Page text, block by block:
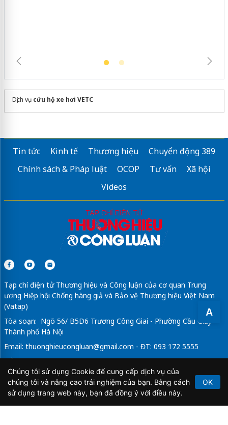
A
Dịch vụ cứu hộ xe hơi VETC
Tin tức Kinh tế Thương hiệu
Chuyển động 389
Chính sách & Pháp luật
OCOP Tư vấn
Xã hội
Videos
Tạp chí điện tử Thương hiệu và Công luận của cơ quan Trung
ương Hiệp hội Chống hàng giả và Bảo vệ Thương hiệu Việt Nam
(Vatap)
Tòa soạn: Ngõ 56/ B5D6 Trương Công Giai - Phường Cầu Giấy -
Thành phố Hà Nội
Email: thuonghieucongluan@gmail.com - ĐT: 093 172 5555
Tổng Biên Tập: Vũ Đức Thuận
Giấy phép hoạt động báo chí điện tử số 64/GP-BTTTT do Bộ
Thông tin và Truyền thông cấp ngày 21/2/2020.
Chúng tôi sử dụng Cookie để cung cấp dịch vụ của
chúng tôi và nâng cao trải nghiệm của bạn. Bằng cách
sử dụng trang web này, bạn đã đồng ý với điều này.
OK